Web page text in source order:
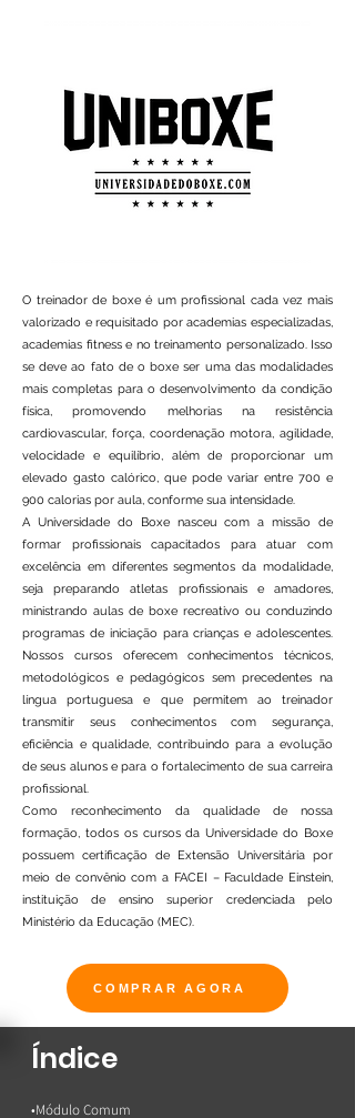
O treinador de boxe é um profissional cada vez mais
valorizado e requisitado por academias especializadas,
academias fitness e no treinamento personalizado. Isso
se deve ao fato de o boxe ser uma das modalidades
mais completas para o desenvolvimento da condição
física, promovendo melhorias na resistência
cardiovascular, força, coordenação motora, agilidade,
velocidade e equilíbrio, além de proporcionar um
elevado gasto calórico, que pode variar entre 700 e
900 calorias por aula, conforme sua intensidade.
A Universidade do Boxe nasceu com a missão de
formar profissionais capacitados para atuar com
excelência em diferentes segmentos da modalidade,
seja preparando atletas profissionais e amadores,
ministrando aulas de boxe recreativo ou conduzindo
programas de iniciação para crianças e adolescentes.
Nossos cursos oferecem conhecimentos técnicos,
metodológicos e pedagógicos sem precedentes na
língua portuguesa e que permitem ao treinador
transmitir seus conhecimentos com segurança,
eficiência e qualidade, contribuindo para a evolução
de seus alunos e para o fortalecimento de sua carreira
profissional.
Como reconhecimento da qualidade de nossa
formação, todos os cursos da Universidade do Boxe
possuem certificação de Extensão Universitária por
meio de convênio com a FACEI – Faculdade Einstein,
instituição de ensino superior credenciada pelo
Ministério da Educação (MEC).
COMPRAR AGORA
Índice
•Módulo Comum